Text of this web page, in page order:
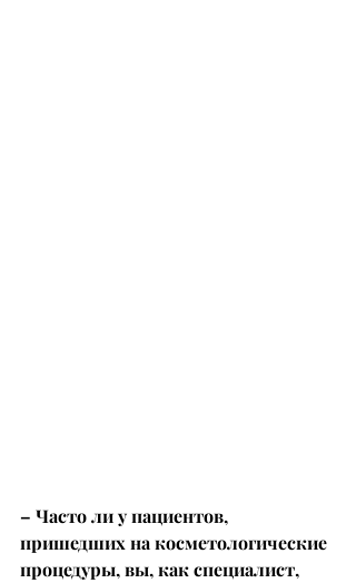
– Часто ли у пациентов,
пришедших на косметологические
процедуры, вы, как специалист,